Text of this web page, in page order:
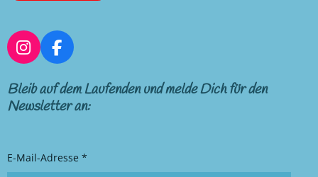
I
n
s
t
a
a
F
a
c
e
b
k
Bleib auf dem Laufenden und melde Dich für den
Newsletter an:
E-Mail-Adresse *